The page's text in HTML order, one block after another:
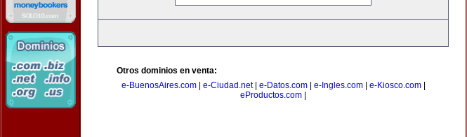
Otros dominios en venta:
e-BuenosAires.com| e-Ciudad.net| e-Datos.com| e-Ingles.com| e-Kiosco.com|
eProductos.com